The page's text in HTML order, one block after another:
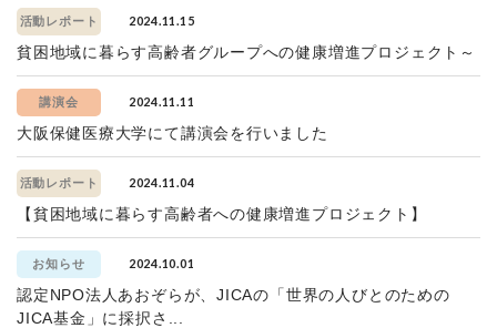
活動レポート 2024.11.15
貧困地域に暮らす高齢者グループへの健康増進プロジェクト～
講演会 2024.11.11
大阪保健医療大学にて講演会を行いました
活動レポート 2024.11.04
【貧困地域に暮らす高齢者への健康増進プロジェクト】
お知らせ 2024.10.01
認定NPO法人あおぞらが、JICAの「世界の人びとのための
JICA基金」に採択さ...